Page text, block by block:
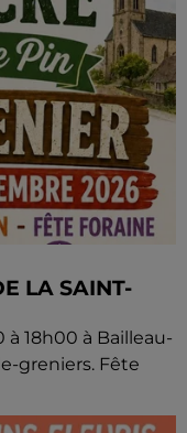
LA SAINT-
18h00 à Bailleau-
greniers. Fête